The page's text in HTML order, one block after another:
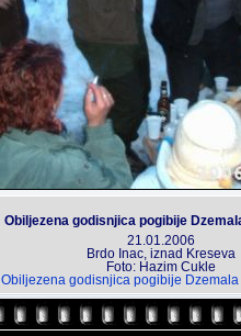
Obiljezena godisnjica pogibije
21.01.2006
Brdo Inac, iznad Kreseva
Foto: Hazim Cukle
Obiljezena godisnjica pogibije